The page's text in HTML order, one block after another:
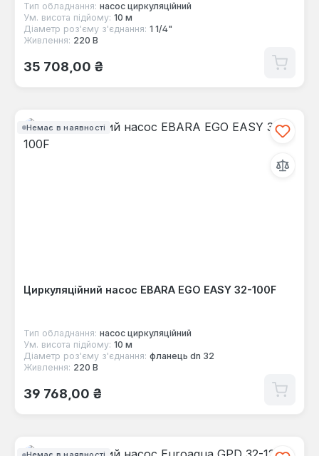
Тип обладнання: насос циркуляційний
Ум. висота підйому: 10 м
Діаметр роз'єму з'єднання: 1 1/4"
Живлення: 220 В
Звичайна ціна:
35 708,00 ₴
Немає в наявності
Циркуляційний насос EBARA EGO EASY 32-100F
Тип обладнання: насос циркуляційний
Ум. висота підйому: 10 м
Діаметр роз'єму з'єднання: фланець dn 32
Живлення: 220 В
Звичайна ціна:
39 768,00 ₴